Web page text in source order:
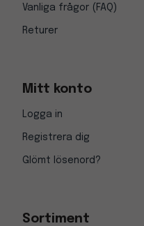
Vanliga frågor (FAQ)
Returer
Mitt konto
Logga in
Registrera dig
Glömt lösenord?
Sortiment